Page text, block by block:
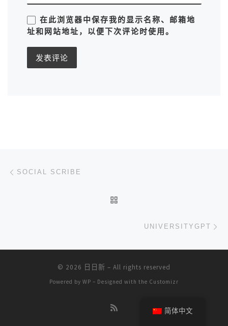
在此浏览器中保存我的显示名称、邮箱地
址和网站地址，以便下次评论时使用。
文章导航
SOCIAL SCRIBE
UNIVERSITYGPT
© 2026 日日新 – All rights reserved
Powered by WP – Designed with the Customizr
简体中文